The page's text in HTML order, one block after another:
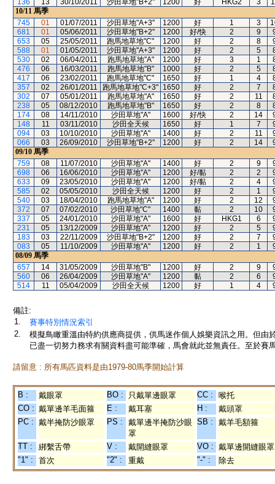
136
13 30/10/2011 沙田草地"B+2" 1200 好 HKG2 3
10/11 馬季
745
01 01/07/2011 沙田草地"A+3" 1200 好 1 3
681
01 05/06/2011 沙田草地"B+2" 1200 好/快 2 9
653
05 25/05/2011 跑馬地草地"C" 1200 好 2 8
588
01 01/05/2011 沙田草地"A+3" 1200 好 2 5
530
02 06/04/2011 跑馬地草地"A" 1200 好 3 1
476
06 16/03/2011 跑馬地草地"B" 1000 好 2 5
417
06 23/02/2011 跑馬地草地"C" 1650 好 1 4
357
02 26/01/2011 跑馬地草地"C+3" 1650 好 2 7
302
07 05/01/2011 跑馬地草地"A" 1650 好 2 11
238
05 08/12/2010 跑馬地草地"B" 1650 好 2 8
174
08 14/11/2010 沙田草地"A" 1600 好/快 2 14
148
11 03/11/2010 沙田全天候 1650 好 1 7
094
03 10/10/2010 沙田草地"A" 1400 好 2 11
066
03 26/09/2010 沙田草地"B+2" 1200 好 2 14
09/10 馬季
759
08 11/07/2010 沙田草地"A" 1400 好 2 9
698
06 16/06/2010 沙田草地"A" 1200 好/黏 2 2
633
09 23/05/2010 沙田草地"A" 1200 好/黏 2 4
585
02 05/05/2010 沙田全天候 1200 好 2 1
540
03 18/04/2010 跑馬地草地"A" 1200 好 2 12
372
07 07/02/2010 沙田草地"C" 1400 黏 2 10
337
05 24/01/2010 沙田草地"A" 1600 好 HKG1 6
231
05 13/12/2009 沙田草地"A" 1200 好 2 5
183
03 22/11/2009 沙田草地"B+2" 1200 好 2 7
083
05 11/10/2009 沙田草地"A" 1200 好 2 1
08/09 馬季
657
14 31/05/2009 沙田草地"B" 1200 好 2 9
560
06 26/04/2009 沙田草地"A" 1200 黏 2 6
514
11 05/04/2009 沙田全天候 1200 好 1 4
備註:
1.
賽事特別情況索引
2.
模擬鳥瞰重溫由特約供應商提供，供馬迷作個人娛樂資訊之用。但
已盡一切努力務求有關資料盡可能準確，馬會就此並無責任。至於賽
請留意 : 所有馬匹資料是由1979-80馬季開始計算
B : 戴眼罩 BO : 只戴單邊眼罩 CC :
喉托
CO : 戴單邊羊毛面箍 E : 戴耳塞 H :
戴頭罩
PC : 戴半掩防沙眼罩 PS :
戴單邊半掩防沙眼
罩
SB : 戴羊毛額箍
TT : 綁繫舌帶 V : 戴開縫眼罩 VO : 戴單邊開縫眼罩
"1" :
首次 "2" : 重戴 "-" : 除去